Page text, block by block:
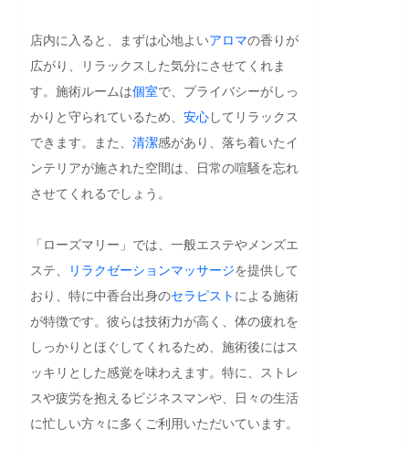
店内に入ると、まずは心地よいアロマの香りが
広がり、リラックスした気分にさせてくれま
す。施術ルームは個室で、プライバシーがしっ
かりと守られているため、 安心してリラックス
できます。また、 清潔感があり、落ち着いたイ
ンテリアが施された空間は、日常の喧騒を忘れ
させてくれるでしょう。
「ローズマリー」では、一般エステやメンズエ
ステ、
リラクゼーションマッサージを提供して
おり、特に中香台出身のセラピスト による施術
が特徴です。彼らは技術力が高く、体の疲れを
しっかりとほぐしてくれるため、施術後にはス
ッキリとした感覚を味わえます。特に、ストレ
スや疲労を抱えるビジネスマンや、日々の生活
に忙しい方々に多くご利用いただいています。